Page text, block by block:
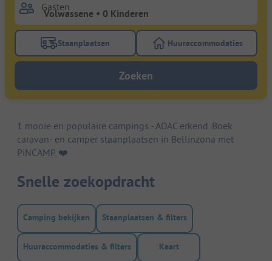
Gasten
Gebruik de filterknop staanplaatsen om te zoeken
Staanplaatsen Gebruik de
Huuraccommodaties
Zoeken
1 mooie en populaire campings - ADAC erkend. Boek
caravan- en camper staanplaatsen in Bellinzona met
PiNCAMP. ❤️️
Snelle zoekopdracht
Camping bekijken Staanplaatsen & filters
Huuraccommodaties & filters Kaart